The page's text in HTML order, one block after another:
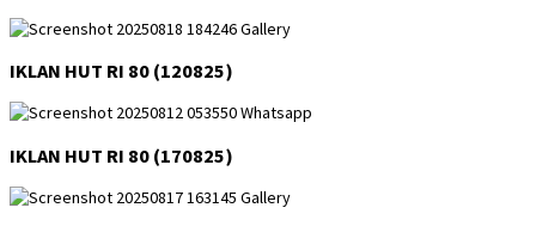
IKLAN HUT RI 80 (120825)
IKLAN HUT RI 80 (170825)